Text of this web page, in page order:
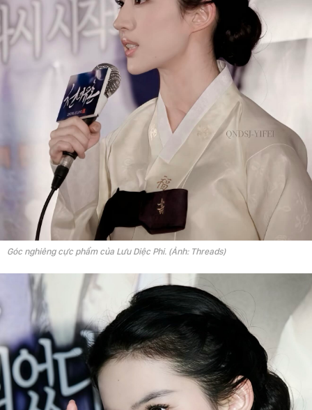
Góc nghiêng cực phẩm của Lưu Diệc Phi. (Ảnh: Threads)